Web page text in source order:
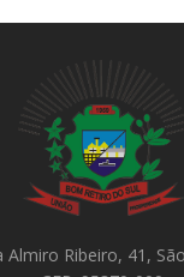
Almiro Ribeiro, 41,